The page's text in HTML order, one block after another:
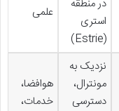
در منطقه
استری
(Estrie)
علمی
نزدیک به
مونترال،
دسترسی
هوافضا،
خدمات،